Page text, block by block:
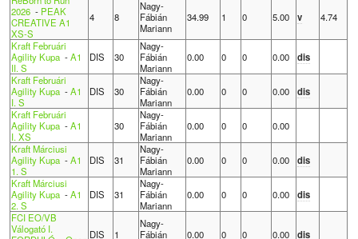
2026- PEAK
CREATIVE A1
XS-S
4 8
Nagy-
Fábián
Mariann
34.99 1 0 5.00 v 4.74
Kraft Februári
Agility Kupa-A1
II. S
DIS 30
Nagy-
Fábián
Mariann
0.00 0 0 0.00
dis
Kraft Februári
Agility Kupa-A1
I. S
DIS 30
Nagy-
Fábián
Mariann
0.00 0 0 0.00
dis
Kraft Februári
Agility Kupa-A1
I. XS
30
Nagy-
Fábián
Mariann
0.00 0 0
0.00
Kraft Márciusi
Agility Kupa-A1
1. S
DIS 31
Nagy-
Fábián
Mariann
0.00 0 0 0.00
dis
Kraft Márciusi
Agility Kupa-A1
2. S
DIS 31
Nagy-
Fábián
Mariann
0.00 0 0 0.00
dis
FCI EO/VB
Válogató I.
DIS 1
Nagy-
Fábián
0.00 0 0 0.00 dis